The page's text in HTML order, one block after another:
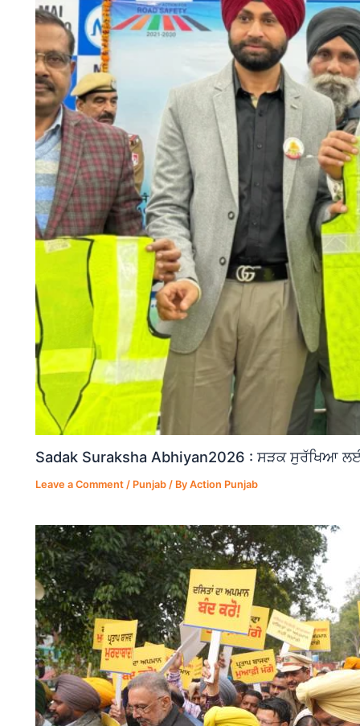
Sadak Suraksha Abhiyan2026 : ਸੜਕ ਸੁਰੱਖਿਆ
Leave a Comment / Punjab / ByAction Punjab